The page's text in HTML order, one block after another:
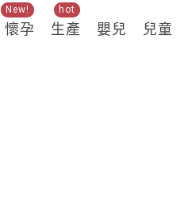
懷孕
New!
生產
hot
嬰兒 兒童
關鍵熱搜